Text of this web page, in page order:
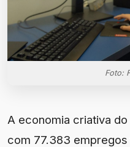
Foto:
A economia criativa
com 77.383